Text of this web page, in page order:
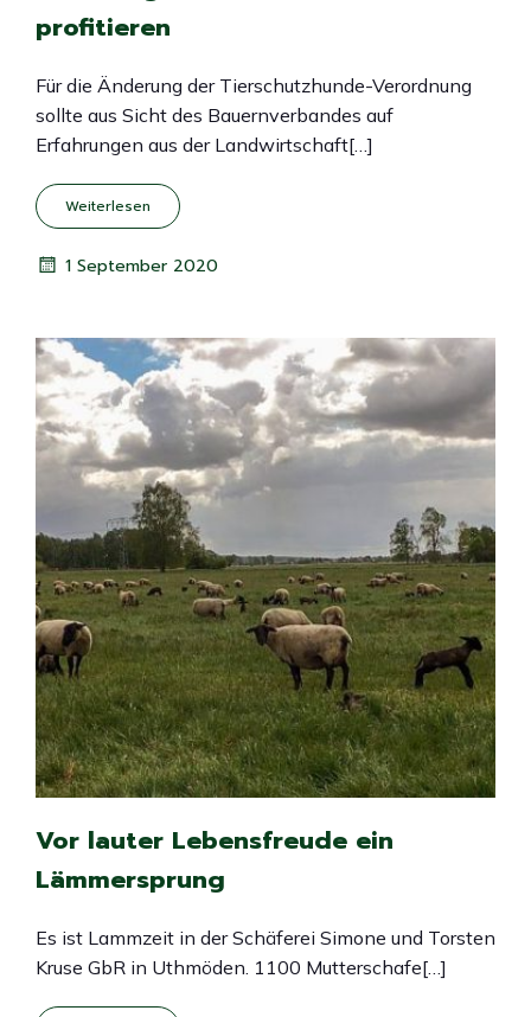
profitieren
Für die Änderung der Tierschutzhunde-Verordnung
sollte aus Sicht des Bauernverbandes auf
Erfahrungen aus der Landwirtschaft[…]
Weiterlesen
1 September 2020
Vor lauter Lebensfreude ein
Lämmersprung
Es ist Lammzeit in der Schäferei Simone und Torsten
Kruse GbR in Uthmöden. 1100 Mutterschafe[…]